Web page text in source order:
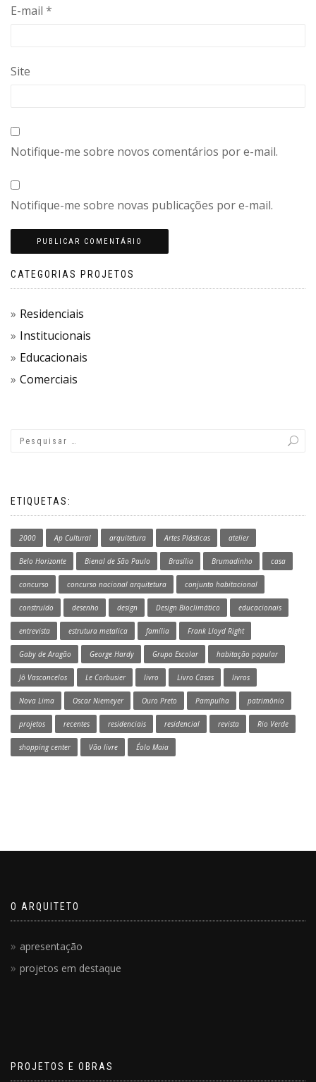
E-mail *
Site
Notifique-me sobre novos comentários por e-mail.
Notifique-me sobre novas publicações por e-mail.
CATEGORIAS PROJETOS
Residenciais
Institucionais
Educacionais
Comerciais
ETIQUETAS:
2000 Ap Cultural arquitetura Artes Plásticas atelier
Belo Horizonte Bienal de São Paulo Brasília Brumadinho casa
concurso concurso nacional arquitetura conjunto habitacional
construído desenho design Design Bioclimático educacionais
entrevista estrutura metalica família Frank Lloyd Right
Gaby de Aragão George Hardy Grupo Escolar habitação popular
Jô Vasconcelos Le Corbusier livro Livro Casas livros
Nova Lima Oscar Niemeyer Ouro Preto Pampulha patrimônio
projetos recentes residenciais residencial revista Rio Verde
shopping center Vão livre Éolo Maia
O ARQUITETO
apresentação
projetos em destaque
PROJETOS E OBRAS